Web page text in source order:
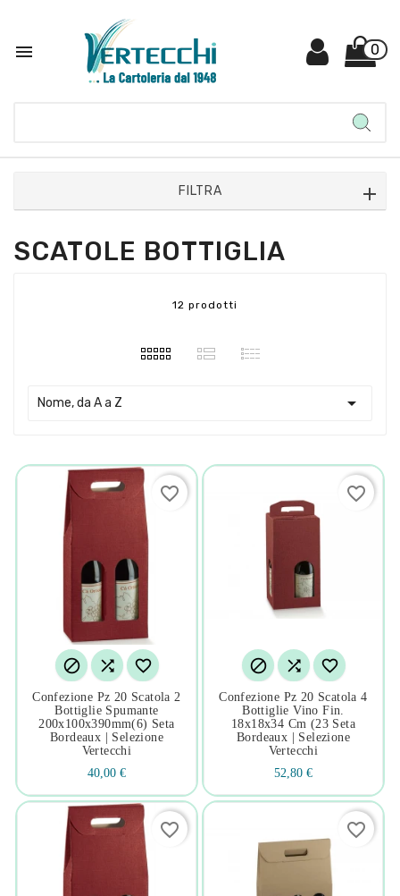
 0
FILTRA
SCATOLE BOTTIGLIA
12 prodotti
Nome, da A a Z 
  
Confezione Pz 20 Scatola 2
Bottiglie Spumante
200x100x390mm(6) Seta
Bordeaux | Selezione
Vertecchi
40,00 €
favorite_border
  
Confezione Pz 20 Scatola 4
Bottiglie Vino Fin.
18x18x34 Cm (23 Seta
Bordeaux | Selezione
Vertecchi
52,80 €
favorite_border
favorite_border favorite_border